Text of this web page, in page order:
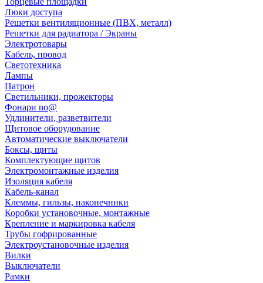
Люки доступа
Решетки вентиляционные (ПВХ, металл)
Решетки для радиатора / Экраны
Электротовары
Кабель, провод
Светотехника
Лампы
Патрон
Светильники, прожекторы
Фонари no@
Удлинители, разветвители
Щитовое оборудование
Автоматические выключатели
Боксы, щиты
Комплектующие щитов
Электромонтажные изделия
Изоляция кабеля
Кабель-канал
Клеммы, гильзы, наконечники
Коробки установочные, монтажные
Крепление и маркировка кабеля
Трубы гофрированные
Электроустановочные изделия
Вилки
Выключатели
Рамки